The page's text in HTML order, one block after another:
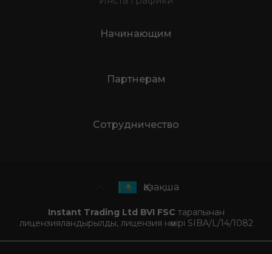
Начинающим
Партнерам
Сотрудничество
Қазақша
Instant Trading Ltd BVI FSC тарапынан
лицензияландырылды, лицензия нөмірі SIBA/L/14/1082